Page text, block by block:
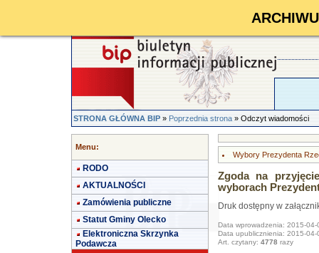
STRONA GŁÓWNA BIP»Poprzednia strona» Odczyt wiadomości
Menu:
RODO
AKTUALNOŚCI
Zamówienia publiczne
Statut Gminy Olecko
Elektroniczna Skrzynka
Podawcza
Wybory Prezydenta
Zgoda na
wyborach
Druk dostępny w
Data wprowadzenia: 2015-04-
Data upublicznienia: 2015-04-
Art. czytany: 4778 razy